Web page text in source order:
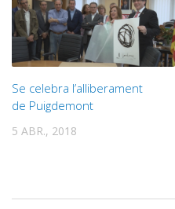
Se celebra l’alliberament
de Puigdemont
5 ABR., 2018